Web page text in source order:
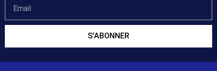
S'ABONNER